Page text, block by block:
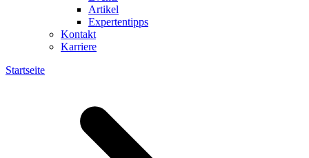
Artikel
Expertentipps
Kontakt
Karriere
Startseite